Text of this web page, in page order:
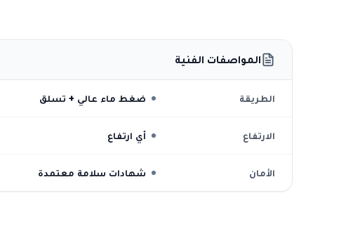
المواصفات الفنية
الطريقة ضغط ماء عالي + تسلق
الارتفاع أي ارتفاع
الأمان شهادات سلامة معتمدة